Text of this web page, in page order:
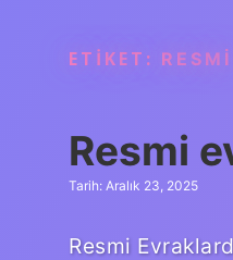
ETIKET: RESMI
Resmi
Tarih: Aralık 23, 2025
Resmi